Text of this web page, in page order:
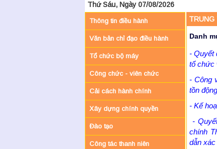
Thứ Sáu, Ngày 07/08/2026
Thông tin điều hành
Văn bản chỉ đạo điều hành
Tổ chức bộ máy
Công chức - viên chức
Cải cách hành chính
Xây dựng chính quyền
Đào tạo
Công tác thanh niên
TRUNG
Danh
- Quyết
tổ chức
- Công
tồn
- Kế
-
chính
dẫn